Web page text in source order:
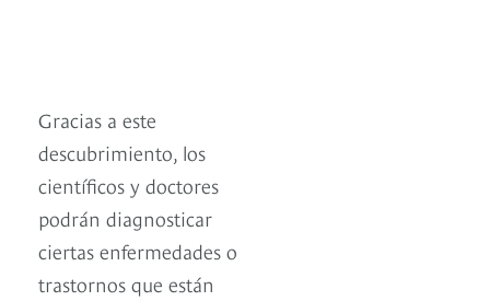
Gracias a este
descubrimiento, los
científicos y doctores
podrán diagnosticar
ciertas enfermedades o
trastornos que están